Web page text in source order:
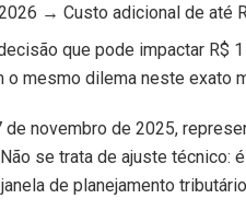
→ Custo adicional de até
que pode impactar R$
mesmo dilema neste exato
novembro de 2025,
se trata de ajuste técnico:
de planejamento